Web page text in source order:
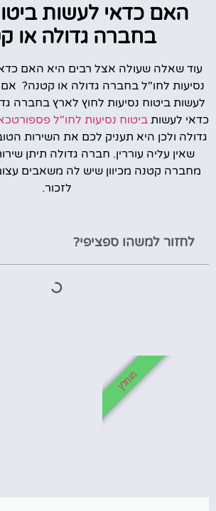
האם כדאי לעשות
בחברה גדולה או
עוד שאלה שעולה אצל רבים היא האם
נסיעות לחו"ל בחברה גדולה או קטנה? אם
לעשות ביטוח נסיעות לחוץ לארץ בחברה
כדאי לעשות ביטוח נסיעות לחו"ל
גדולה ולכן היא תעניק לכם את השירות
שאין עליה עוררין. חברה גדולה תיתן
מחברה קטנה מכיוון שיש לה משאבים
לזכור.
לחזור למשהו ספציפי?
מומלץ